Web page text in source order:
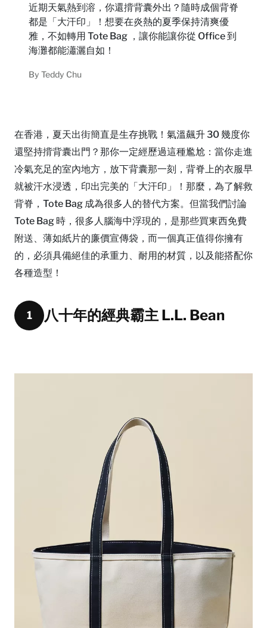
近期天氣熱到溶，你還揹背囊外出？隨時成個背脊
都是「大汗印」！想要在炎熱的夏季保持清爽優
雅，不如轉用 Tote Bag ，讓你能讓你從 Office 到
海灘都能瀟灑自如！
By Teddy Chu
在香港，夏天出街簡直是生存挑戰！氣溫飆升 30 幾度你
還堅持揹背囊出門？那你一定經歷過這種尷尬：當你走進
冷氣充足的室內地方，放下背囊那一刻，背脊上的衣服早
就被汗水浸透，印出完美的「大汗印」！那麼，為了解救
背脊，Tote Bag 成為很多人的替代方案。但當我們討論
Tote Bag 時，很多人腦海中浮現的，是那些買東西免費
附送、薄如紙片的廉價宣傳袋，而一個真正值得你擁有
的，必須具備絕佳的承重力、耐用的材質，以及能搭配你
各種造型！
1 八十年的經典霸主 L.L. Bean